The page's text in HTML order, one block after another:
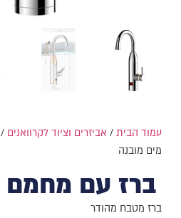
עמוד הבית/ אביזרים וציוד לקרוואנים /
מים מובנה
ברז עם מחמם
ברז מטבח מהודר